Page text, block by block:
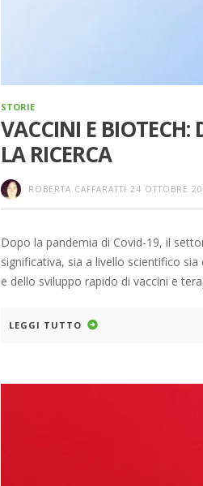
STORIE
VACCINI E BIOTECH:
LA RICERCA
ROBERTA CAFFARATTI 24 OTTOBRE
Dopo la pandemia di Covid-19, il
significativa, sia a livello scientifico
e dello sviluppo rapido di vaccini e
LEGGI TUTTO